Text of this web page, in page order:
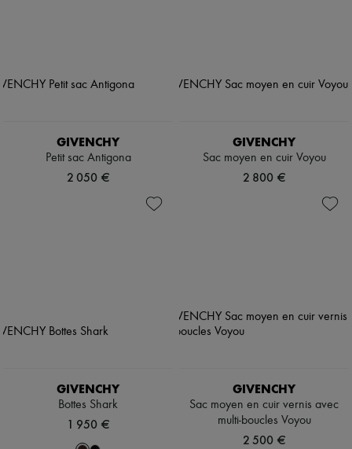
GIVENCHY
Petit sac Antigona
2 050 €
GIVENCHY
Sac moyen en cuir Voyou
2 800 €
GIVENCHY
Bottes Shark
1 950 €
GIVENCHY
Sac moyen en cuir vernis avec
multi-boucles Voyou
2 500 €